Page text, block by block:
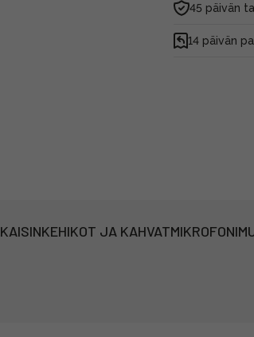
45 päivän
14 päivän
KEHIKOT JA KAHVATMIKROFONI